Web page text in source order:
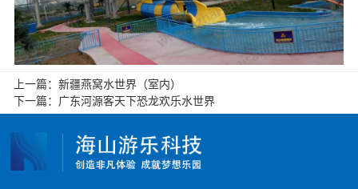
上一篇： 新疆燕窝水世界（室内）
下一篇： 广东河源客天下恐龙欢乐水世界